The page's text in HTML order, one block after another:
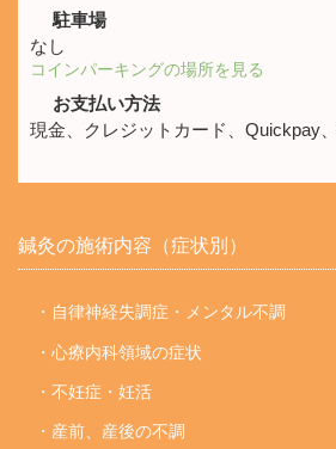
駐車場
なし
コインパーキングの場所を見る
お支払い方法
現金、クレジットカード、Quickpay
鍼灸の施術内容（症状別）
・自律神経失調症・メンタル不調
・心療内科領域の症状
・不妊症・妊活
・産前、産後の不調